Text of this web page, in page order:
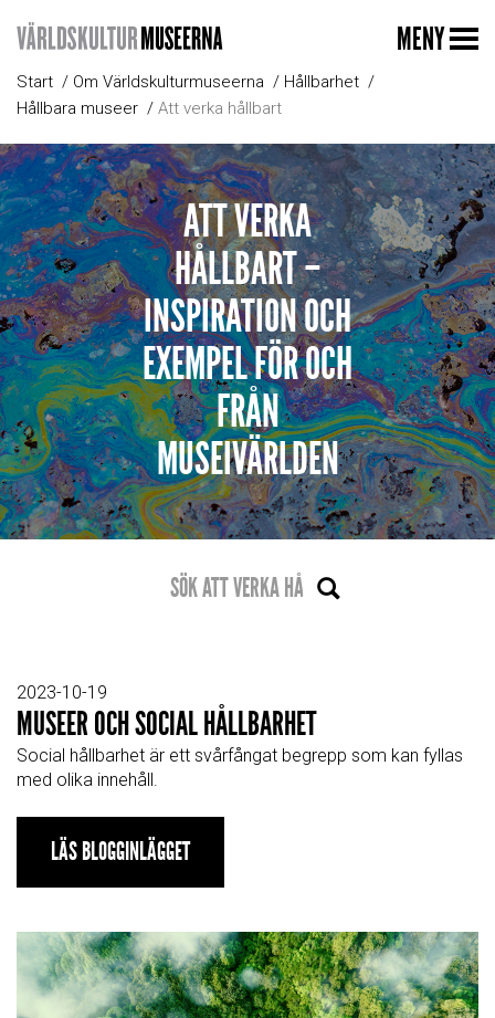
MENY
Start Om Världskulturmuseerna
Hållbarhet
Hållbara museer
Att verka hållbart
ATT VERKA
HÅLLBART –
INSPIRATION OCH
EXEMPEL FÖR OCH
FRÅN
MUSEIVÄRLDEN
2023-10-19
MUSEER OCH SOCIAL HÅLLBARHET
Social hållbarhet är ett svårfångat begrepp som kan fyllas
med olika innehåll.
LÄS BLOGGINLÄGGET